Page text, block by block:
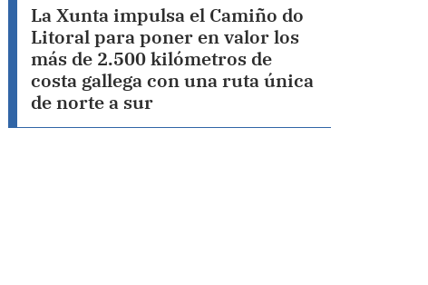
La Xunta impulsa el Camiño do
Litoral para poner en valor los
más de 2.500 kilómetros de
costa gallega con una ruta única
de norte a sur